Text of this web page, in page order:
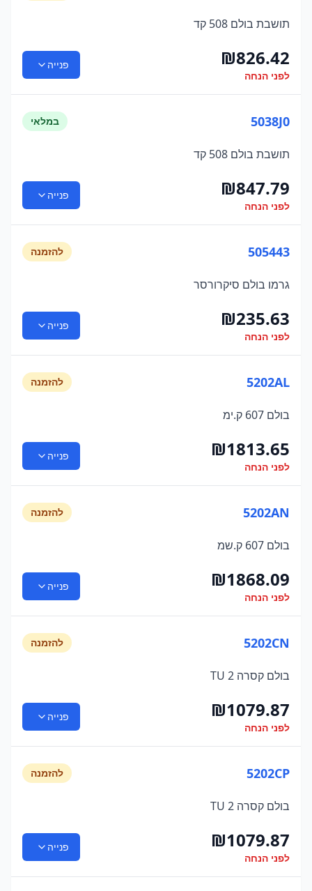
תושבת בולם 508 קד
₪826.42
לפני הנחה
פנייה
5038J0 במלאי
תושבת בולם 508 קד
₪847.79
לפני הנחה
פנייה
505443 להזמנה
גרמו בולם סיקרורסר
₪235.63
לפני הנחה
פנייה
5202AL להזמנה
בולם 607 ק.ימ
₪1813.65
לפני הנחה
פנייה
5202AN להזמנה
בולם 607 ק.שמ
₪1868.09
לפני הנחה
פנייה
5202CN להזמנה
בולם קסרה 2 TU
₪1079.87
לפני הנחה
פנייה
5202CP להזמנה
בולם קסרה 2 TU
₪1079.87
לפני הנחה
פנייה